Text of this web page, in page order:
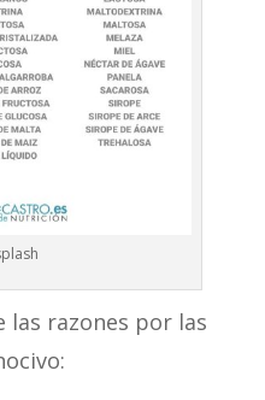
las razones por las